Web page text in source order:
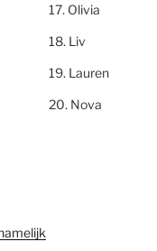
Olivia
Liv
Lauren
Nova